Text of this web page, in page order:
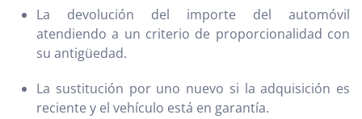
La devolución del importe del automóvil
atendiendo a un criterio de proporcionalidad con
su antigüedad.
La sustitución por uno nuevo si la adquisición es
reciente y el vehículo está en garantía.